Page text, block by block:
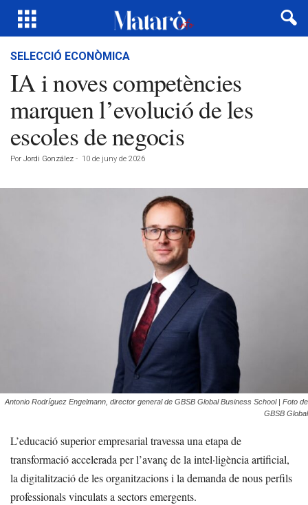
SELECCIÓ ECONÒMICA
IA i noves competències
marquen l’evolució de les
escoles de negocis
Por Jordi González - 10 de juny de 2026
Antonio Rodríguez Engelmann, director general de GBSB Global Business School | Foto de
GBSB Global
L’educació superior empresarial travessa una etapa de
transformació accelerada per l’avanç de la intel·ligència artificial,
la digitalització de les organitzacions i la demanda de nous perfils
professionals vinculats a sectors emergents.